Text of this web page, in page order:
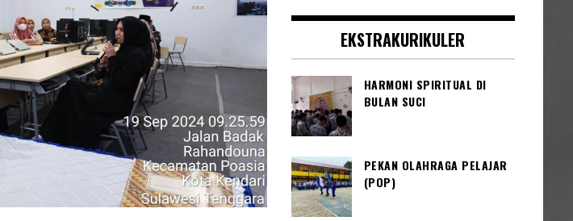
EKSTRAKURIKULER
HARMONI SPIRITUAL DI
BULAN SUCI
PEKAN OLAHRAGA PELAJAR
(POP)